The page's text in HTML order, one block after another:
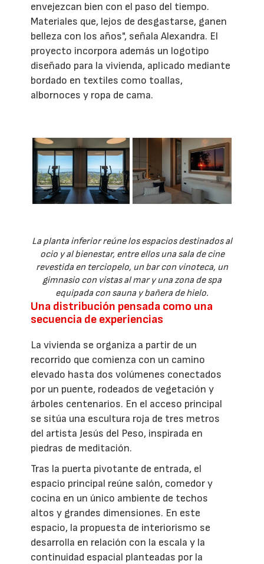
envejezcan bien con el paso del tiempo.
Materiales que, lejos de desgastarse, ganen
belleza con los años", señala Alexandra. El
proyecto incorpora además un logotipo
diseñado para la vivienda, aplicado mediante
bordado en textiles como toallas,
albornoces y ropa de cama.
La planta inferior reúne los espacios destinados al
ocio y al bienestar, entre ellos una sala de cine
revestida en terciopelo, un bar con vinoteca, un
gimnasio con vistas al mar y una zona de spa
equipada con sauna y bañera de hielo.
Una distribución pensada como una
secuencia de experiencias
La vivienda se organiza a partir de un
recorrido que comienza con un camino
elevado hasta dos volúmenes conectados
por un puente, rodeados de vegetación y
árboles centenarios. En el acceso principal
se sitúa una escultura roja de tres metros
del artista Jesús del Peso, inspirada en
piedras de meditación.
Tras la puerta pivotante de entrada, el
espacio principal reúne salón, comedor y
cocina en un único ambiente de techos
altos y grandes dimensiones. En este
espacio, la propuesta de interiorismo se
desarrolla en relación con la escala y la
continuidad espacial planteadas por la